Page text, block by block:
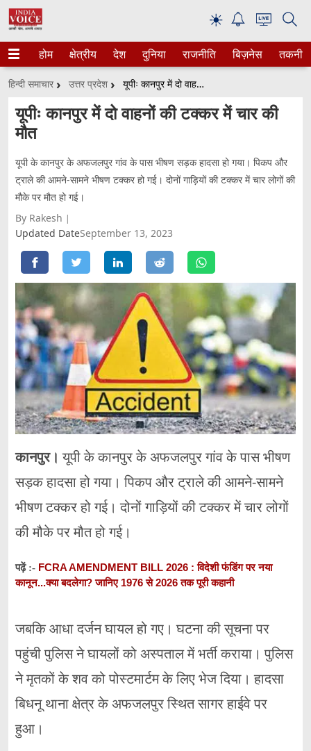
☀
होम क्षेत्रीय देश दुनिया राजनीति बिज़नेस तकनीक
हिन्दी समाचार उत्तर प्रदेश यूपीः कानपुर में दो वाहनों की टक्कर में चार की मौत
यूपीः कानपुर में दो वाहनों की टक्कर में चार की
मौत
यूपी के कानपुर के अफजलपुर गांव के पास भीषण सड़क हादसा हो गया। पिकप और
ट्राले की आमने-सामने भीषण टक्कर हो गई। दोनों गाड़ियों की टक्कर में चार लोगों की
मौके पर मौत हो गई।
By Rakesh
Updated DateSeptember 13, 2023
कानपुर।यूपी के कानपुर के अफजलपुर गांव के पास भीषण
सड़क हादसा हो गया। पिकप और ट्राले की आमने-सामने
भीषण टक्कर हो गई। दोनों गाड़ियों की टक्कर में चार लोगों
की मौके पर मौत हो गई।
पढ़ें :- FCRA AMENDMENT BILL 2026 : विदेशी फंडिंग पर नया
कानून...क्या बदलेगा? जानिए 1976 से 2026 तक पूरी कहानी
जबकि आधा दर्जन घायल हो गए। घटना की सूचना पर
पहुंची पुलिस ने घायलों को अस्पताल में भर्ती कराया। पुलिस
ने मृतकों के शव को पोस्टमार्टम के लिए भेज दिया। हादसा
बिधनू थाना क्षेत्र के अफजलपुर स्थित सागर हाईवे पर
हुआ।